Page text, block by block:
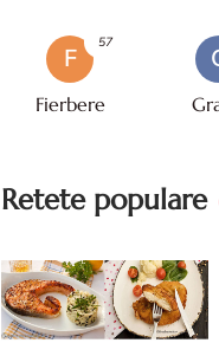
F
Fierbere
57
Retete populare